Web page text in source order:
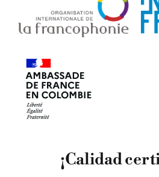
¡Calidad